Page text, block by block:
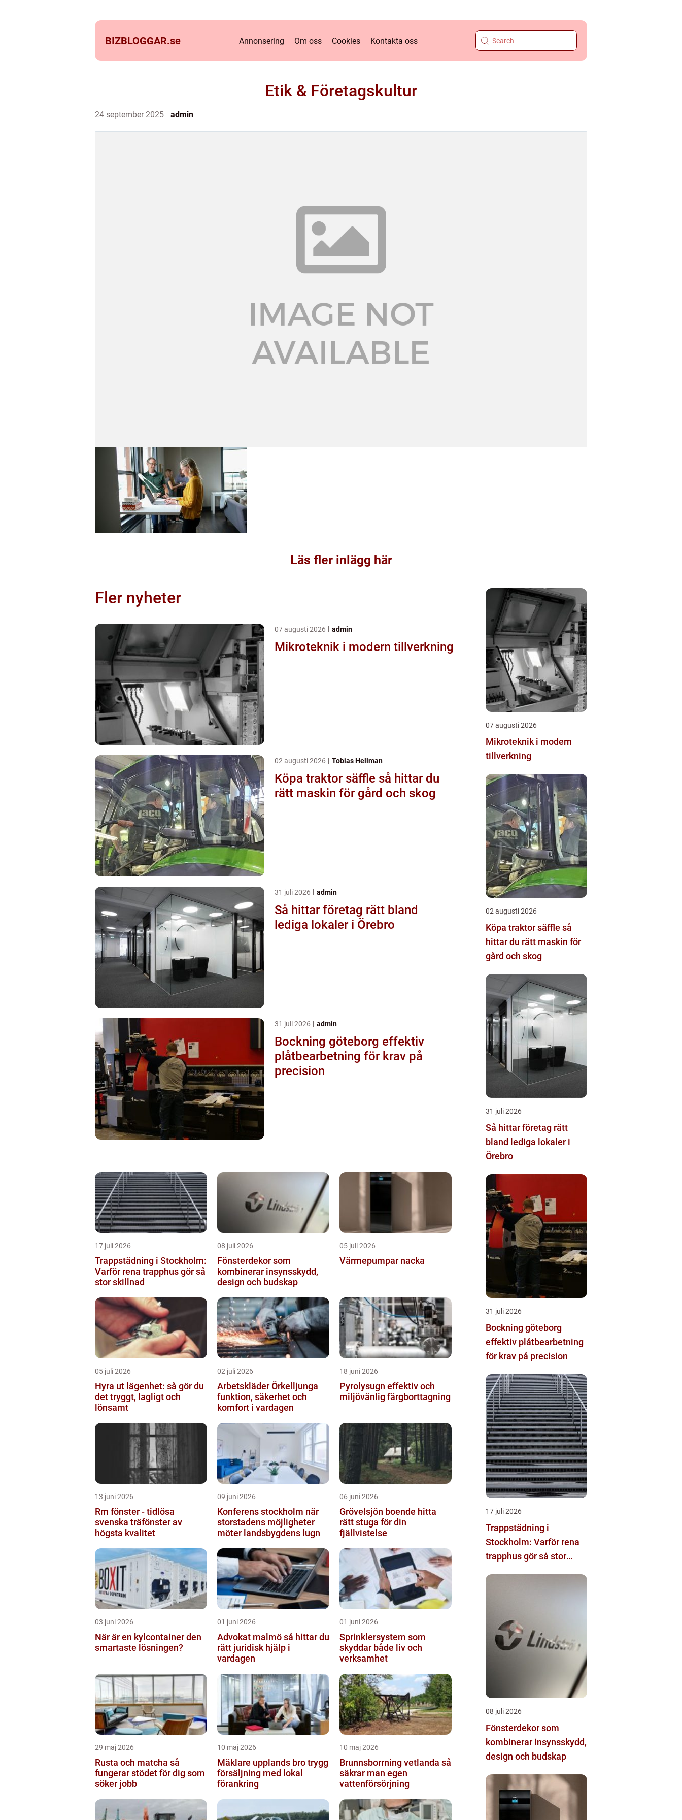
BIZBLOGGAR.se Annonsering Om oss Cookies Kontakta oss
Etik & Företagskultur
24 september 2025 admin
Läs fler inlägg här
Fler nyheter
07 augusti 2026 admin
Mikroteknik i modern tillverkning
02 augusti 2026 Tobias Hellman
Köpa traktor säffle så hittar du
rätt maskin för gård och skog
31 juli 2026 admin
Så hittar företag rätt bland
lediga lokaler i Örebro
31 juli 2026 admin
Bockning göteborg effektiv
plåtbearbetning för krav på
precision
17 juli 2026
Trappstädning i Stockholm:
Varför rena trapphus gör så
stor skillnad
08 juli 2026
Fönsterdekor som
kombinerar insynsskydd,
design och budskap
05 juli 2026
Värmepumpar nacka
05 juli 2026
Hyra ut lägenhet: så gör du
det tryggt, lagligt och
lönsamt
02 juli 2026
Arbetskläder Örkelljunga
funktion, säkerhet och
komfort i vardagen
18 juni 2026
Pyrolysugn effektiv och
miljövänlig färgborttagning
13 juni 2026
Rm fönster - tidlösa
svenska träfönster av
högsta kvalitet
09 juni 2026
Konferens stockholm när
storstadens möjligheter
möter landsbygdens lugn
06 juni 2026
Grövelsjön boende hitta
rätt stuga för din
fjällvistelse
03 juni 2026
När är en kylcontainer den
smartaste lösningen?
01 juni 2026
Advokat malmö så hittar du
rätt juridisk hjälp i
vardagen
01 juni 2026
Sprinklersystem som
skyddar både liv och
verksamhet
29 maj 2026
Rusta och matcha så
fungerar stödet för dig som
söker jobb
10 maj 2026
Mäklare upplands bro trygg
försäljning med lokal
förankring
10 maj 2026
Brunnsborrning vetlanda så
säkrar man egen
vattenförsörjning
07 augusti 2026
Mikroteknik i modern
tillverkning
02 augusti 2026
Köpa traktor säffle så
hittar du rätt maskin för
gård och skog
31 juli 2026
Så hittar företag rätt
bland lediga lokaler i
Örebro
31 juli 2026
Bockning göteborg
effektiv plåtbearbetning
för krav på precision
17 juli 2026
Trappstädning i
Stockholm: Varför rena
trapphus gör så stor
08 juli 2026
Fönsterdekor som
kombinerar insynsskydd,
design och budskap